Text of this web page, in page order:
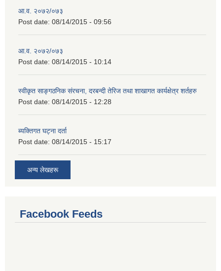
आ.व. २०७२/०७३
Post date: 08/14/2015 - 09:56
आ.व. २०७२/०७३
Post date: 08/14/2015 - 10:14
स्वीकृत साङ्गठनिक संरचना, दरबन्दी तेरिज तथा शाखागत कार्यक्षेत्र शर्तहरु
Post date: 08/14/2015 - 12:28
ब्यक्तिगत घट्ना दर्ता
Post date: 08/14/2015 - 15:17
अन्य लेखहरू
Facebook Feeds